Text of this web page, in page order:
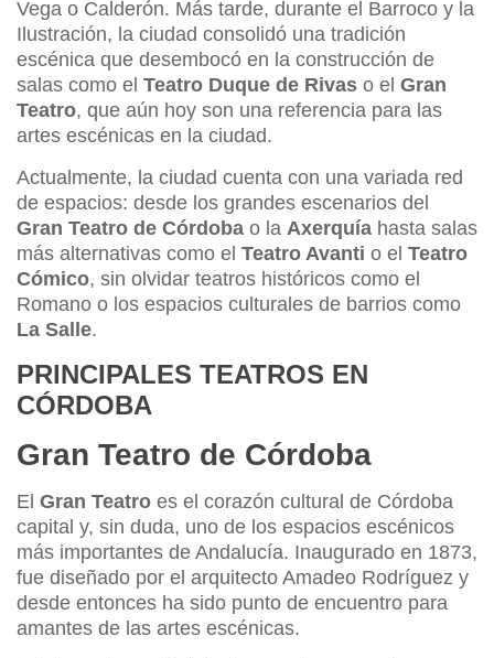
Vega o Calderón. Más tarde, durante el Barroco y la
Ilustración, la ciudad consolidó una tradición
escénica que desembocó en la construcción de
salas como el Teatro Duque de Rivas o el Gran
Teatro, que aún hoy son una referencia para las
artes escénicas en la ciudad.
Actualmente, la ciudad cuenta con una variada red
de espacios: desde los grandes escenarios del
Gran Teatro de Córdoba o la Axerquía hasta salas
más alternativas como el Teatro Avanti o el Teatro
Cómico, sin olvidar teatros históricos como el
Romano o los espacios culturales de barrios como
La Salle.
PRINCIPALES TEATROS EN
CÓRDOBA
Gran Teatro de Córdoba
El Gran Teatro es el corazón cultural de Córdoba
capital y, sin duda, uno de los espacios escénicos
más importantes de Andalucía. Inaugurado en 1873,
fue diseñado por el arquitecto Amadeo Rodríguez y
desde entonces ha sido punto de encuentro para
amantes de las artes escénicas.